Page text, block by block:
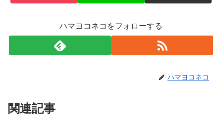
ハマヨコネコをフォローする
ハマヨコネコ
関連記事